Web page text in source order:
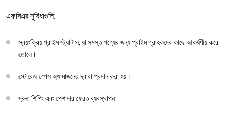
এফবিএর সুবিধাগুলি:
স্বয়ংক্রিয় প্রাইম স্ট্যাটাস, যা সমস্ত পণ্যের জন্য প্রাইম গ্রাহকদের কাছে আকর্ষণীয় করে
তোলে।
স্টোরেজ স্পেস অ্যামাজনের দ্বারা প্রদান করা হয়।
দ্রুত শিপিং এবং পেশাদার ফেরত ব্যবস্থাপনা